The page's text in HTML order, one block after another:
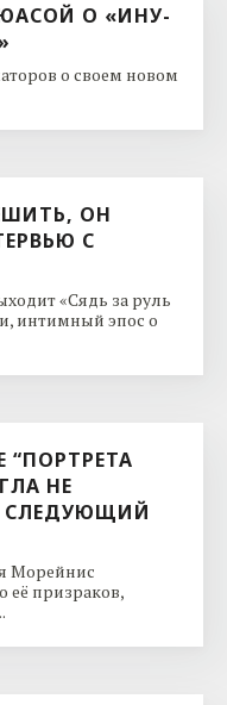
О «ИНУ-
о своем новом
ОН
С
«Сядь за руль
интимный эпос о
НЕ
СЛЕДУЮЩИЙ
Морейнис
её призраков,